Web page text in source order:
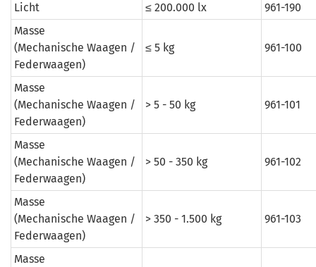
Licht
≤ 200.000 lx
961-190
Masse
(Mechanische Waagen /
Federwaagen)
≤ 5 kg 961-100
Masse
(Mechanische Waagen /
Federwaagen)
> 5 - 50 kg 961-101
Masse
(Mechanische Waagen /
Federwaagen)
> 50 - 350 kg 961-102
Masse
(Mechanische Waagen /
Federwaagen)
> 350 - 1.500 kg 961-103
Masse